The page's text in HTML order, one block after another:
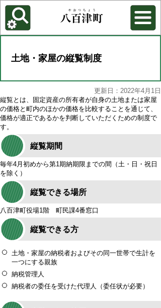
各種機能
背景色を変更する
土地・家屋の縦覧制度
更新日：2022年4月1日
縦覧とは、固定資産の所有者が自身の土地または家屋
の価格と町内のほかの価格を比較することを通じて、
価格が適正であるかを判断していただくための制度で
す。
縦覧期間
毎年4月初めから第1期納期限までの間（土・日・祝日
を除く）
縦覧できる場所
八百津町役場1階 町民課4番窓口
縦覧できる方
土地・家屋の納税者およびその同一世帯で生計を
一つにする親族
納税管理人
納税者の委任を受けた代理人（委任状が必要）